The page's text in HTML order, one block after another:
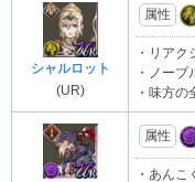
シャルロット
(UR)
属性
・リア
・ノー
・味方の
属性
・あん